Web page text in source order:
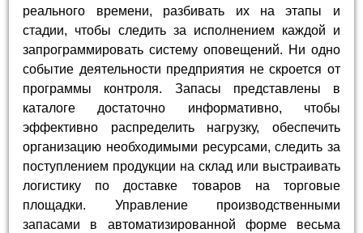
реального времени, разбивать их на этапы и
стадии, чтобы следить за исполнением каждой и
запрограммировать систему оповещений. Ни одно
событие деятельности предприятия не скроется от
программы контроля. Запасы представлены в
каталоге достаточно информативно, чтобы
эффективно распределить нагрузку, обеспечить
организацию необходимыми ресурсами, следить за
поступлением продукции на склад или выстраивать
логистику по доставке товаров на торговые
площадки. Управление производственными
запасами в автоматизированной форме весьма